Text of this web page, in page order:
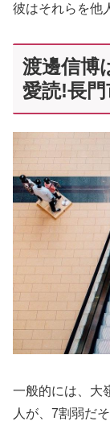
彼はそれらを他
渡邊信博
愛読!長門
一般的には、大
人が、7割弱だ